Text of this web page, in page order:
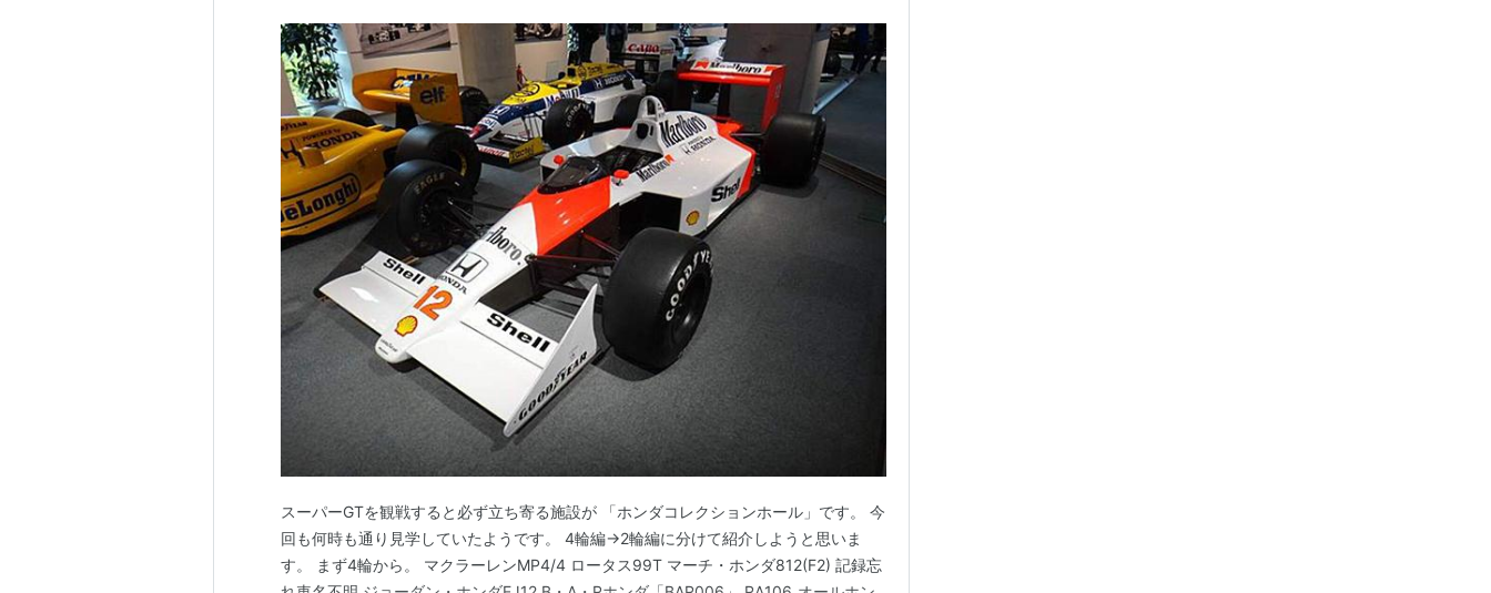
スーパーGTを観戦すると必ず立ち寄る施設が 「ホンダコレクションホール」です。 今
回も何時も通り見学していたようです。 4輪編→2輪編に分けて紹介しようと思いま
す。 まず4輪から。 マクラーレンMP4/4 ロータス99T マーチ・ホンダ812(F2) 記録忘